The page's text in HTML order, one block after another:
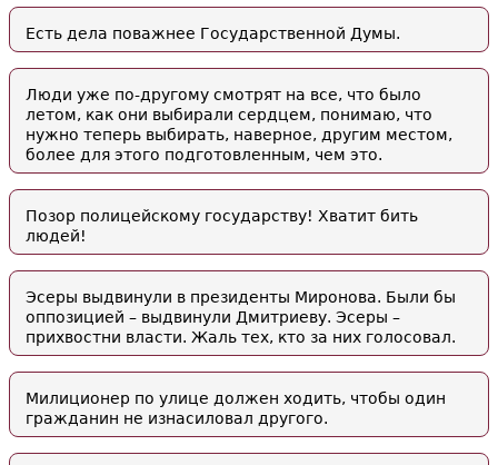
Есть дела поважнее Государственной Думы.
Люди уже по-другому смотрят на все, что было
летом, как они выбирали сердцем, понимаю, что
нужно теперь выбирать, наверное, другим местом,
более для этого подготовленным, чем это.
Позор полицейскому государству! Хватит бить
людей!
Эсеры выдвинули в президенты Миронова. Были бы
оппозицией – выдвинули Дмитриеву. Эсеры –
прихвостни власти. Жаль тех, кто за них голосовал.
Милиционер по улице должен ходить, чтобы один
гражданин не изнасиловал другого.